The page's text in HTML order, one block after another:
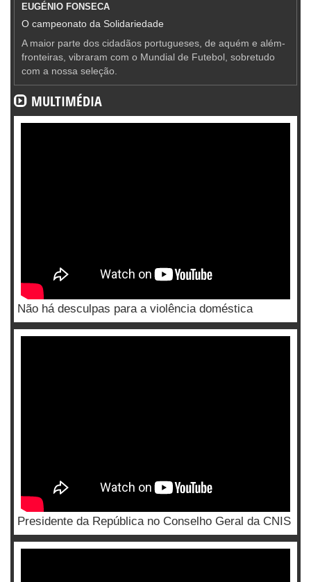
EUGÉNIO FONSECA
O campeonato da Solidariedade
A maior parte dos cidadãos portugueses, de aquém e além-
fronteiras, vibraram com o Mundial de Futebol, sobretudo
com a nossa seleção.
MULTIMÉDIA
Não há desculpas para a violência doméstica
Presidente da República no Conselho Geral da CNIS